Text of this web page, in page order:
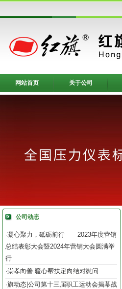
网站首页 关于公司
公司动态
·凝心聚力，砥砺前行——2023年度营销
总结表彰大会暨2024年营销大会圆满举
行
·崇孝向善 暖心帮扶定向结对慰问
·旗动态|公司第十三届职工运动会揭幕战